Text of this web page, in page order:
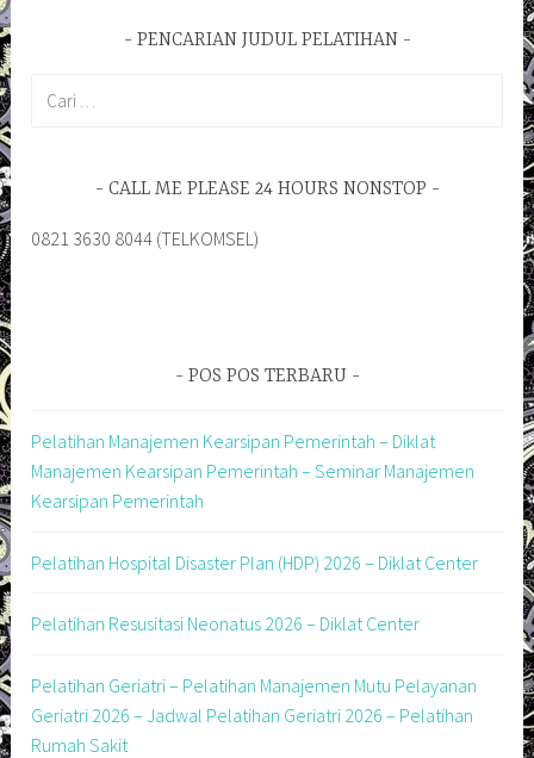
PENCARIAN JUDUL PELATIHAN
CALL ME PLEASE 24 HOURS NONSTOP
0821 3630 8044 (TELKOMSEL)
POS POS TERBARU
Pelatihan Manajemen Kearsipan Pemerintah – Diklat
Manajemen Kearsipan Pemerintah – Seminar Manajemen
Kearsipan Pemerintah
Pelatihan Hospital Disaster Plan (HDP) 2026 – Diklat Center
Pelatihan Resusitasi Neonatus 2026 – Diklat Center
Pelatihan Geriatri – Pelatihan Manajemen Mutu Pelayanan
Geriatri 2026 – Jadwal Pelatihan Geriatri 2026 – Pelatihan
Rumah Sakit